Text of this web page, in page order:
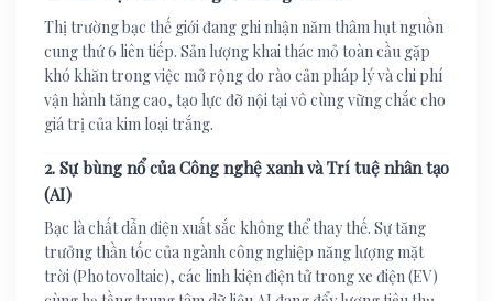
Thị trường bạc thế giới đang ghi nhận năm thâm hụt nguồn
cung thứ 6 liên tiếp. Sản lượng khai thác mỏ toàn cầu gặp
khó khăn trong việc mở rộng do rào cản pháp lý và chi phí
vận hành tăng cao, tạo lực đỡ nội tại vô cùng vững chắc cho
giá trị của kim loại trắng.
2. Sự bùng nổ của Công nghệ xanh và Trí tuệ nhân tạo
(AI)
Bạc là chất dẫn điện xuất sắc không thể thay thế. Sự tăng
trưởng thần tốc của ngành công nghiệp năng lượng mặt
trời (Photovoltaic), các linh kiện điện tử trong xe điện (EV)